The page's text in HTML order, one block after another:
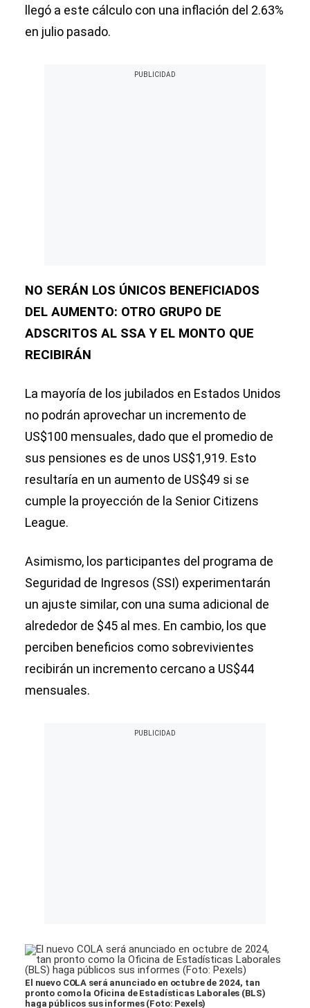
llegó a este cálculo con una inflación del 2.63%
en julio pasado.
NO SERÁN LOS ÚNICOS BENEFICIADOS
DEL AUMENTO: OTRO GRUPO DE
ADSCRITOS AL SSA Y EL MONTO QUE
RECIBIRÁN
La mayoría de los jubilados en Estados Unidos
no podrán aprovechar un incremento de
US$100 mensuales, dado que el promedio de
sus pensiones es de unos US$1,919. Esto
resultaría en un aumento de US$49 si se
cumple la proyección de la Senior Citizens
League.
Asimismo, los participantes del programa de
Seguridad de Ingresos (SSI) experimentarán
un ajuste similar, con una suma adicional de
alrededor de $45 al mes. En cambio, los que
perciben beneficios como sobrevivientes
recibirán un incremento cercano a US$44
mensuales.
El nuevo COLA será anunciado en octubre de 2024, tan
pronto como la Oficina de Estadísticas Laborales (BLS)
haga públicos sus informes (Foto: Pexels)